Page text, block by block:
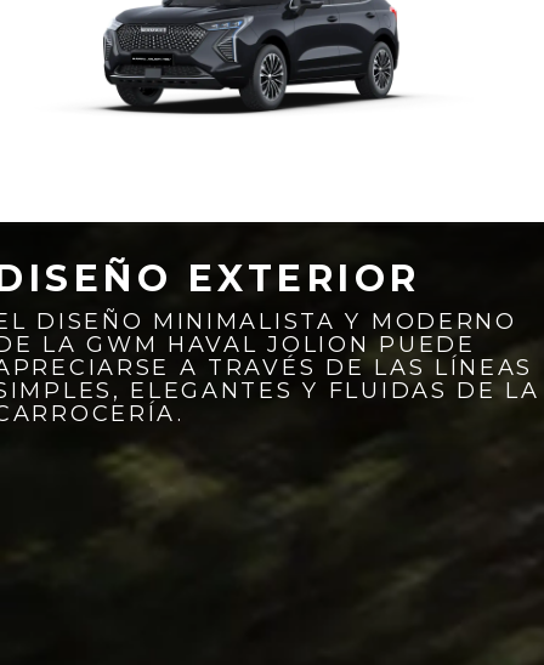
EXTERIOR
DISEÑO MINIMALISTA Y MODERNO
LA GWM HAVAL JOLION PUEDE
A TRAVÉS DE LAS LÍNEAS
ELEGANTES Y FLUIDAS DE LA